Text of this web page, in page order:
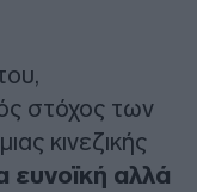
στόχος των
κινεζικής
ευνοϊκή αλλά